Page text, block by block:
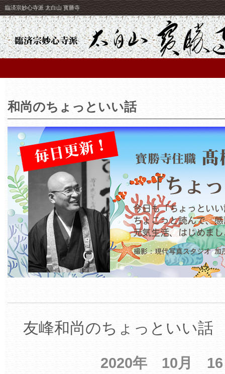
臨済宗妙心寺派 太白山 寳勝寺
和尚のちょっといい話
友峰和尚のちょっといい話
2020年 10月